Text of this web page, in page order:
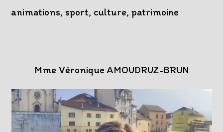
animations, sport, culture, patrimoine
Mme Véronique AMOUDRUZ-BRUN